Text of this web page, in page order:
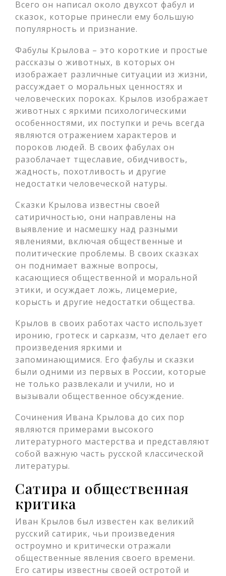
Всего он написал около двухсот фабул и
сказок, которые принесли ему большую
популярность и признание.
Фабулы Крылова – это короткие и простые
рассказы о животных, в которых он
изображает различные ситуации из жизни,
рассуждает о моральных ценностях и
человеческих пороках. Крылов изображает
животных с яркими психологическими
особенностями, их поступки и речь всегда
являются отражением характеров и
пороков людей. В своих фабулах он
разоблачает тщеславие, обидчивость,
жадность, похотливость и другие
недостатки человеческой натуры.
Сказки Крылова известны своей
сатиричностью, они направлены на
выявление и насмешку над разными
явлениями, включая общественные и
политические проблемы. В своих сказках
он поднимает важные вопросы,
касающиеся общественной и моральной
этики, и осуждает ложь, лицемерие,
корысть и другие недостатки общества.
Крылов в своих работах часто использует
иронию, гротеск и сарказм, что делает его
произведения яркими и
запоминающимися. Его фабулы и сказки
были одними из первых в России, которые
не только развлекали и учили, но и
вызывали общественное обсуждение.
Сочинения Ивана Крылова до сих пор
являются примерами высокого
литературного мастерства и представляют
собой важную часть русской классической
литературы.
Сатира и общественная
критика
Иван Крылов был известен как великий
русский сатирик, чьи произведения
остроумно и критически отражали
общественные явления своего времени.
Его сатиры известны своей остротой и